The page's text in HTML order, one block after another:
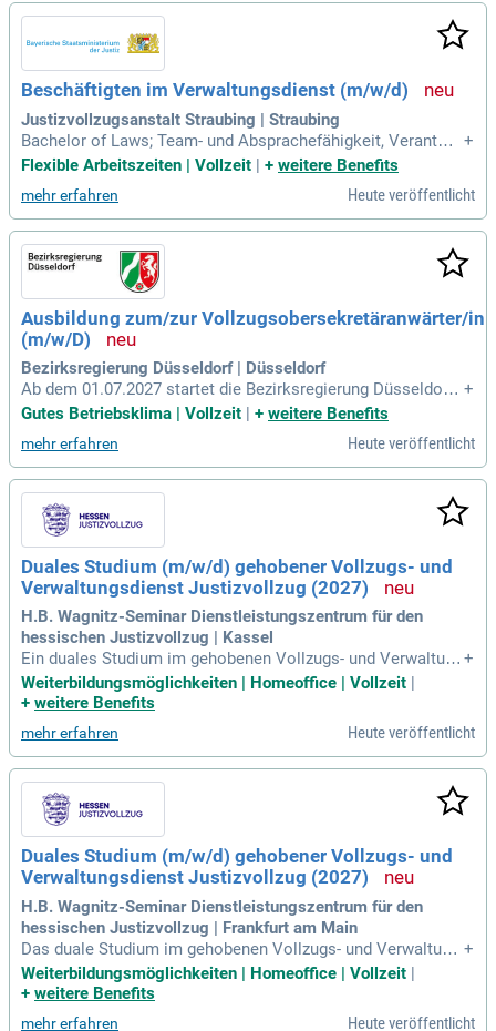
Beschäftigten im Verwaltungsdienst (m/w/d)
Justizvollzugsanstalt Straubing | Straubing
Bachelor of Laws; Team- und Absprachefähigkeit, Verantwo
rtungsbewusstsein; Möglichst Berufserfahrung, strukturierte
ähigkeit und Bereitschaft, sich schnell in Strafvollzugsrecht
mit Verwaltungsvorschriften
+
Flexible Arbeitszeiten | Vollzeit | + weitere Benefits
mehr erfahren Heute veröffentlicht
Ausbildung zum/zur Vollzugsobersekretäranwärter/in
(m/w/D)
Bezirksregierung Düsseldorf | Düsseldorf
Ab dem 01.07.2027 startet die Bezirksregierung Düsseldorf
eine spannende Ausbildung zum/zur Vollzugsobersekretära
pe 1. Wir suchen motivierte Talente für die Unterbringungsei
nrichtung für Ausreisepflichtige (UfA) in NRW. Deine Aufgab
en umfassen die Betreuung und Unterstützung der Persone
n, Gewährleistung von Sicherheit sowie Konfliktmanagemen
t. Während der zweijährigen Ausbildung in Wuppertal und re
gionalen Justizvollzugsanstalten wirst du umfassend auf de
ine Rolle vorbereitet. Du erhältst wertvolle Einblicke in The
men wie Vollzugsrecht, Deeskalationstechniken und Gewalt
prävention. Bewirb dich jetzt und starte deine Karriere im öff
entlichen Dienst!
+
Gutes Betriebsklima | Vollzeit | + weitere Benefits
mehr erfahren Heute veröffentlicht
Duales Studium (m/w/d) gehobener Vollzugs- und
Verwaltungsdienst Justizvollzug (2027)
H.B. Wagnitz-Seminar Dienstleistungszentrum für den
hessischen Justizvollzug | Kassel
Ein duales Studium im gehobenen Vollzugs- und Verwaltung
sdienst des Justizvollzugs in Hessen bietet spannende Karri
eremöglichkeiten. In diesem dreijährigen Programm überne
estattet mit umfangreichen organisatorischen und rechtlich
en Kenntnissen. Die fachwissenschaftlichen Studienabschni
tte finden an der Hochschule der Justiz Nordrhein-Westfale
n statt, während die praxisorientierten Einheiten in hessisch
en Justizbehörden durchgeführt werden. Inhalte wie Rechnu
ngs- und Personalwesen, Straf- und Zivilrecht, sowie Psycho
logie und Kriminologie werden umfassend behandelt. Nach
erfolgreichem Abschluss winkt die Übernahme in ein Beamt
enverhältnis auf Probe. Starten Sie Ihre Karriere im Justizvol
lzug und gestalten Sie die Zukunft mit!
+
Weiterbildungsmöglichkeiten | Homeoffice | Vollzeit
+ weitere Benefits
mehr erfahren Heute veröffentlicht
Duales Studium (m/w/d) gehobener Vollzugs- und
Verwaltungsdienst Justizvollzug (2027)
H.B. Wagnitz-Seminar Dienstleistungszentrum für den
hessischen Justizvollzug | Frankfurt am Main
Das duale Studium im gehobenen Vollzugs- und Verwaltung
sdienst (m/w/d) in Hessen startet 2027 in Kassel, Frankfurt
am Main und Wiesbaden. Sie übernehmen Führungsposition
+
Weiterbildungsmöglichkeiten | Homeoffice | Vollzeit |
+ weitere Benefits
mehr erfahren Heute veröffentlicht